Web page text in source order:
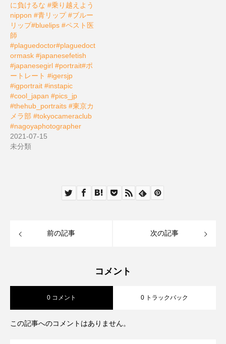
に負けるな #乗り越えよう
nippon #青リップ #ブルー
リップ#bluelips #ペスト医
師
#plaguedoctor#plaguedoct
ormask #japanesefetish
#japanesegirl #portrait#ポ
ートレート #igersjp
#igportrait #instapic
#cool_japan #pics_jp
#thehub_portraits #東京カ
メラ部 #tokyocameraclub
#nagoyaphotographer
2021-07-15
未分類
前の記事 次の記事
コメント
0 コメント 0 トラックバック
この記事へのコメントはありません。